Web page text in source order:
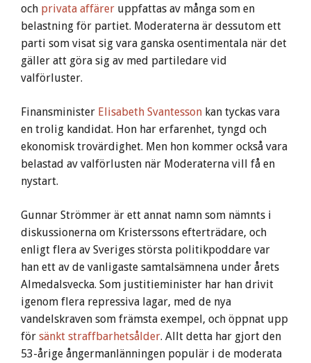
och privata affärer uppfattas av många som en
belastning för partiet. Moderaterna är dessutom ett
parti som visat sig vara ganska osentimentala när det
gäller att göra sig av med partiledare vid
valförluster.
Finansminister Elisabeth Svantesson kan tyckas vara
en trolig kandidat. Hon har erfarenhet, tyngd och
ekonomisk trovärdighet. Men hon kommer också vara
belastad av valförlusten när Moderaterna vill få en
nystart.
Gunnar Strömmer är ett annat namn som nämnts i
diskussionerna om Kristerssons efterträdare, och
enligt flera av Sveriges största politikpoddare var
han ett av de vanligaste samtalsämnena under årets
Almedalsvecka. Som justitieminister har han drivit
igenom flera repressiva lagar, med de nya
vandelskraven som främsta exempel, och öppnat upp
för sänkt straffbarhetsålder. Allt detta har gjort den
53-årige ångermanlänningen populär i de moderata